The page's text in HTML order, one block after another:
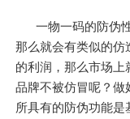
一物一码的防伪
那么就会有类似的仿
的利润，那么市场
品牌不被仿冒呢？做
所具有的防伪功能